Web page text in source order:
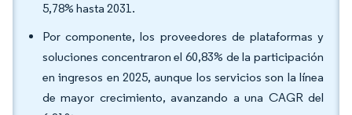
5,78% hasta 2031.
Por componente, los proveedores de plataformas y
soluciones concentraron el 60,83% de la participación
en ingresos en 2025, aunque los servicios son la línea
de mayor crecimiento, avanzando a una CAGR del